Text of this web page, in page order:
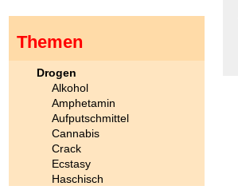
Themen
Drogen
Alkohol
Amphetamin
Aufputschmittel
Cannabis
Crack
Ecstasy
Haschisch